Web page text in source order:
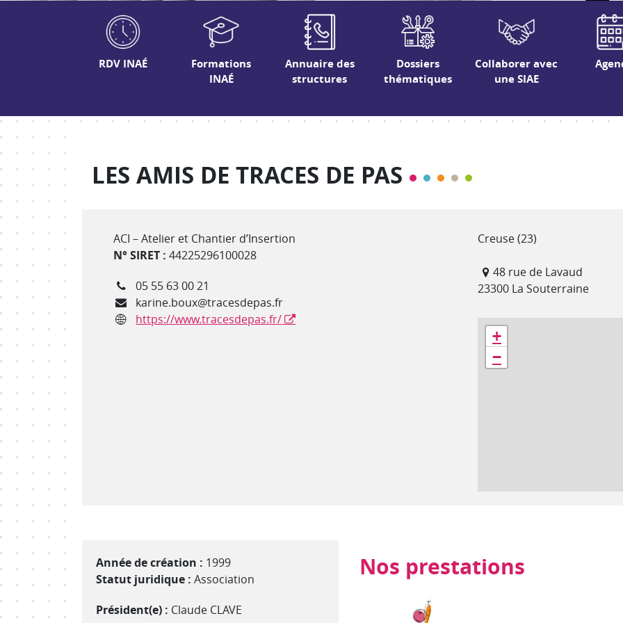
RDV INAÉ
Formations
INAÉ
Annuaire des
structures
Dossiers
thématiques
Collaborer avec
une SIAE
LES AMIS DE TRACES DE PAS
Type de structure
ACI – Atelier et Chantier d’Insertion
N° SIRET : 44225296100028
Téléphone
05 55 63 00 21
Courrielkarine.boux@tracesdepas.fr
Site internet
https://www.tracesdepas.fr/
Département(s)
Creuse (23)
48 rue de Lavaud
23300 La Souterraine
Géolocalisation
+
−
Année de création : 1999
Statut juridique : Association
Président(e) : Claude CLAVE
Nos prestations